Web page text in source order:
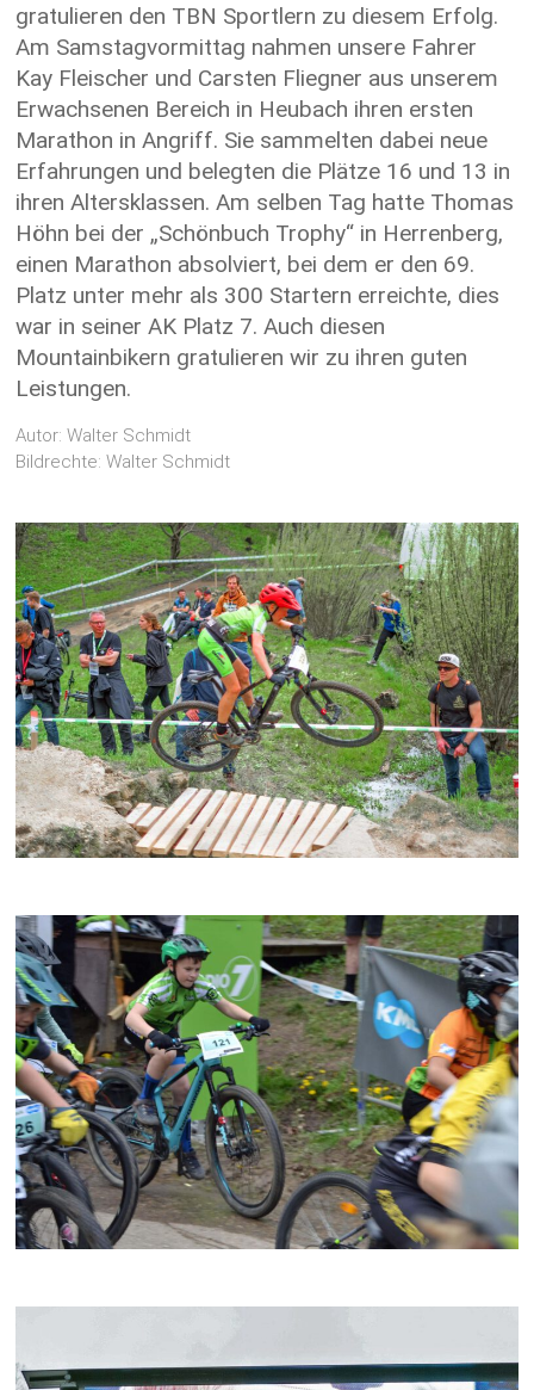
gratulieren den TBN Sportlern zu diesem Erfolg.
Am Samstagvormittag nahmen unsere Fahrer
Kay Fleischer und Carsten Fliegner aus unserem
Erwachsenen Bereich in Heubach ihren ersten
Marathon in Angriff. Sie sammelten dabei neue
Erfahrungen und belegten die Plätze 16 und 13 in
ihren Altersklassen. Am selben Tag hatte Thomas
Höhn bei der „Schönbuch Trophy“ in Herrenberg,
einen Marathon absolviert, bei dem er den 69.
Platz unter mehr als 300 Startern erreichte, dies
war in seiner AK Platz 7. Auch diesen
Mountainbikern gratulieren wir zu ihren guten
Leistungen.
Autor: Walter Schmidt
Bildrechte: Walter Schmidt